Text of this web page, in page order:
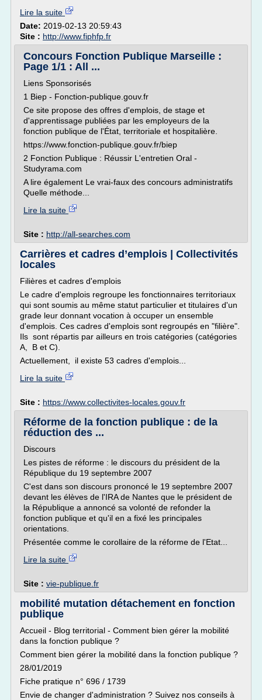
Lire la suite
Date: 2019-02-13 20:59:43
Site : http://www.fiphfp.fr
Concours Fonction Publique Marseille :
Page 1/1 : All ...
Liens Sponsorisés
1 Biep - Fonction-publique.gouv.fr
Ce site propose des offres d'emplois, de stage et
d'apprentissage publiées par les employeurs de la
fonction publique de l'État, territoriale et hospitalière.
https://www.fonction-publique.gouv.fr/biep
2 Fonction Publique : Réussir L'entretien Oral -
Studyrama.com
A lire également Le vrai-faux des concours administratifs
Quelle méthode...
Lire la suite
Site : http://all-searches.com
Carrières et cadres d’emplois | Collectivités
locales
Filières et cadres d'emplois
Le cadre d'emplois regroupe les fonctionnaires territoriaux
qui sont soumis au même statut particulier et titulaires d'un
grade leur donnant vocation à occuper un ensemble
d'emplois. Ces cadres d'emplois sont regroupés en "filière".
Ils sont répartis par ailleurs en trois catégories (catégories
A, B et C).
Actuellement, il existe 53 cadres d'emplois...
Lire la suite
Site : https://www.collectivites-locales.gouv.fr
Réforme de la fonction publique : de la
réduction des ...
Discours
Les pistes de réforme : le discours du président de la
République du 19 septembre 2007
C'est dans son discours prononcé le 19 septembre 2007
devant les élèves de l'IRA de Nantes que le président de
la République a annoncé sa volonté de refonder la
fonction publique et qu'il en a fixé les principales
orientations.
Présentée comme le corollaire de la réforme de l'Etat...
Lire la suite
Site : vie-publique.fr
mobilité mutation détachement en fonction
publique
Accueil - Blog territorial - Comment bien gérer la mobilité
dans la fonction publique ?
Comment bien gérer la mobilité dans la fonction publique ?
28/01/2019
Fiche pratique n° 696 / 1739
Envie de changer d'administration ? Suivez nos conseils à